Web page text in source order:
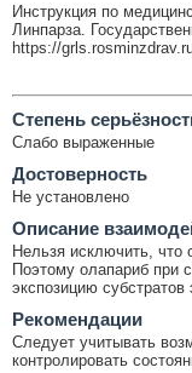
Инструкция по
Линпарза.
https://
Cтепень
Слабо выраженные
Достоверность
Не установлено
Описание
Нельзя исключить, что
Поэтому олапариб при
экспозицию субстратов
Рекомендации
Следует учитывать
контролировать